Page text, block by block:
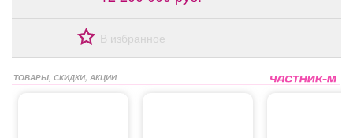
В избранное
ТОВАРЫ, СКИДКИ, АКЦИИ